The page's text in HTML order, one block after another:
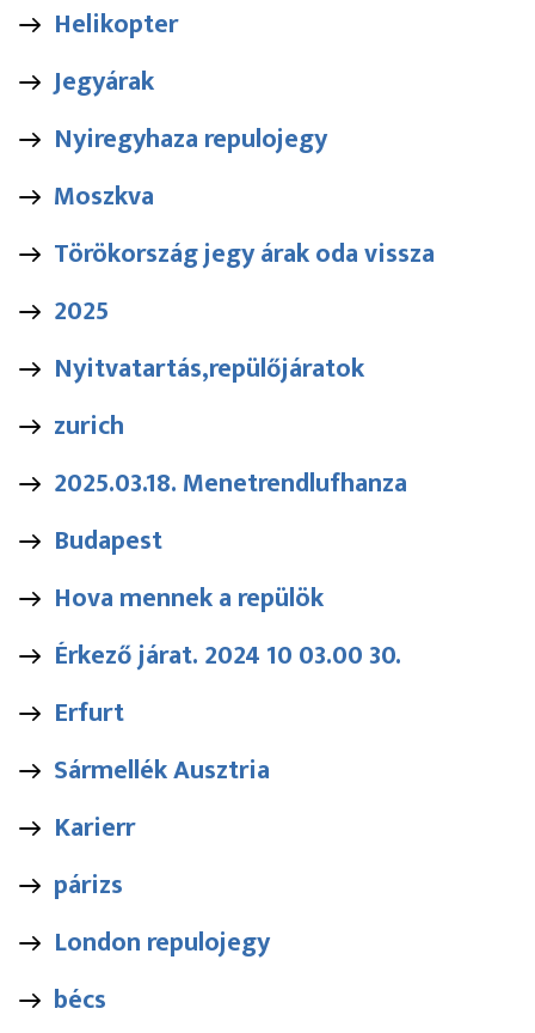
Helikopter
Jegyárak
Nyiregyhaza repulojegy
Moszkva
Törökország jegy árak oda vissza
2025
Nyitvatartás,repülőjáratok
zurich
2025.03.18. Menetrendlufhanza
Budapest
Hova mennek a repülök
Érkező járat. 2024 10 03.00 30.
Erfurt
Sármellék Ausztria
Karierr
párizs
London repulojegy
bécs